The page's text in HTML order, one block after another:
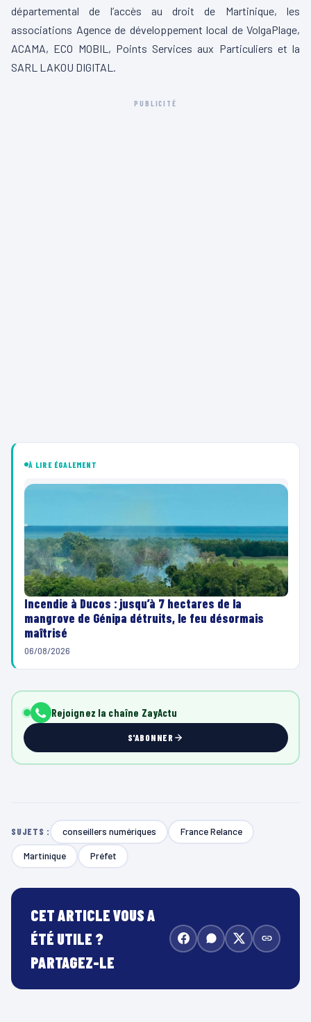
départemental de l’accès au droit de Martinique, les
associations Agence de développement local de VolgaPlage,
ACAMA, ECO MOBIL, Points Services aux Particuliers et la
SARL LAKOU DIGITAL.
PUBLICITÉ
À LIRE ÉGALEMENT
Incendie à Ducos : jusqu’à 7 hectares de la
mangrove de Génipa détruits, le feu désormais
maîtrisé
06/08/2026
Rejoignez la chaîne ZayActu
S'ABONNER
SUJETS : conseillers numériques France Relance
Martinique Préfet
CET ARTICLE VOUS A
ÉTÉ UTILE ?
PARTAGEZ-LE